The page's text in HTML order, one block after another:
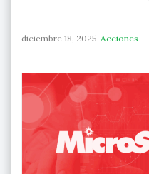
diciembre 18, 2025 Acciones